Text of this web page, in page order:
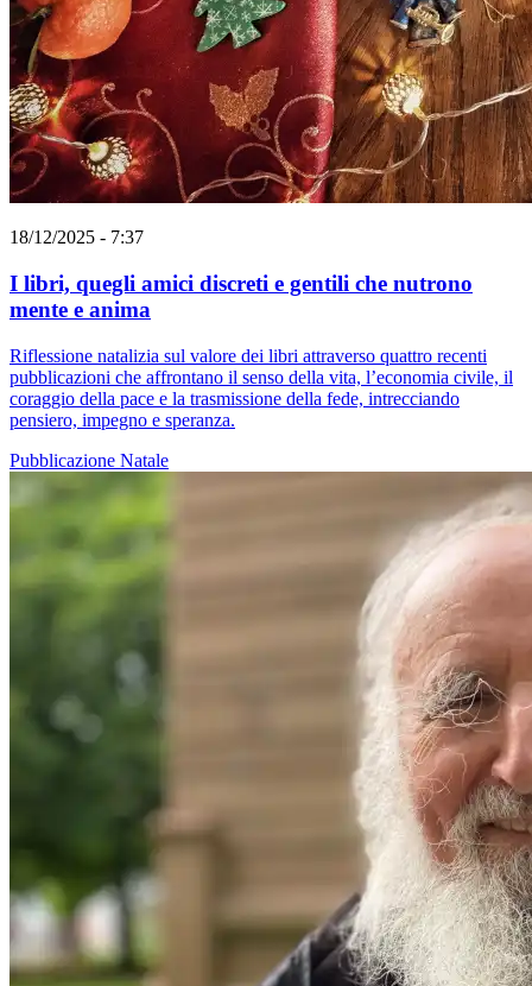
18/12/2025 - 7:37
I libri, quegli amici discreti e gentili che nutrono
mente e anima
Riflessione natalizia sul valore dei libri attraverso quattro recenti
pubblicazioni che affrontano il senso della vita, l’economia civile, il
coraggio della pace e la trasmissione della fede, intrecciando
pensiero, impegno e speranza.
Pubblicazione Natale